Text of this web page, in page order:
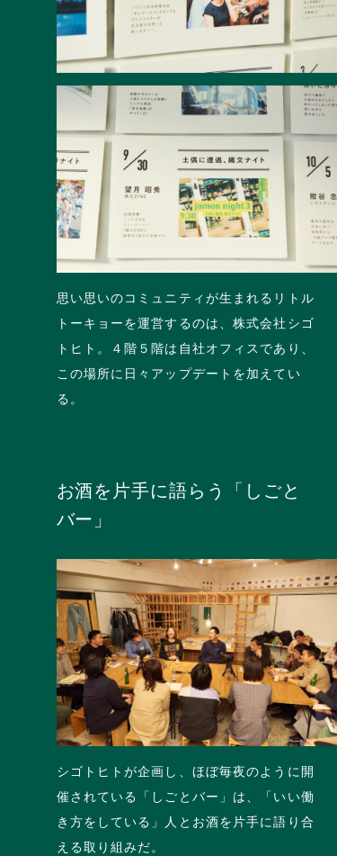
思い思いのコミュニティが生まれるリトル
トーキョーを運営するのは、株式会社シゴ
トヒト。４階５階は自社オフィスであり、
この場所に日々アップデートを加えてい
る。
お酒を片手に語らう「しごと
バー」
シゴトヒトが企画し、ほぼ毎夜のように開
催されている「しごとバー」は、「いい働
き方をしている」人とお酒を片手に語り合
える取り組みだ。